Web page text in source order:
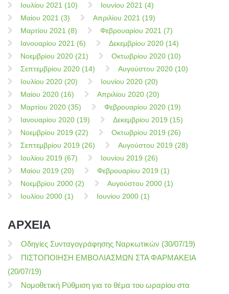
Ιουλίου 2021 (10)
Ιουνίου 2021 (4)
Μαίου 2021 (3)
Απριλίου 2021 (19)
Μαρτίου 2021 (8)
Φεβρουαρίου 2021 (7)
Ιανουαρίου 2021 (6)
Δεκεμβρίου 2020 (14)
Νοεμβρίου 2020 (21)
Οκτωβρίου 2020 (10)
Σεπτεμβρίου 2020 (14)
Αυγούστου 2020 (10)
Ιουλίου 2020 (20)
Ιουνίου 2020 (20)
Μαίου 2020 (16)
Απριλίου 2020 (20)
Μαρτίου 2020 (35)
Φεβρουαρίου 2020 (19)
Ιανουαρίου 2020 (19)
Δεκεμβρίου 2019 (15)
Νοεμβρίου 2019 (22)
Οκτωβρίου 2019 (26)
Σεπτεμβρίου 2019 (26)
Αυγούστου 2019 (28)
Ιουλίου 2019 (67)
Ιουνίου 2019 (26)
Μαίου 2019 (20)
Φεβρουαρίου 2019 (1)
Νοεμβρίου 2000 (2)
Αυγούστου 2000 (1)
Ιουλίου 2000 (1)
Ιουνίου 2000 (1)
ΑΡΧΕΙΑ
Οδηγίες Συνταγογράφησης Ναρκωτικών (30/07/19)
ΠΙΣΤΟΠΟΙΗΣΗ ΕΜΒΟΛΙΑΣΜΩΝ ΣΤΑ ΦΑΡΜΑΚΕΙΑ
(20/07/19)
Νομοθετική Ρύθμιση για το θέμα του ωραρίου στα